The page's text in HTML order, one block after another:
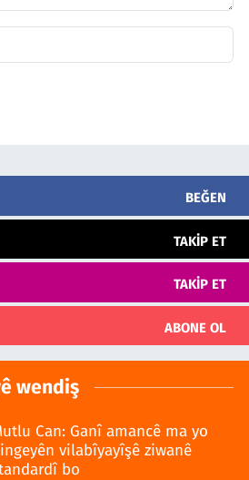
BEĞEN
TAKIP ET
TAKIP ET
ABONE OL
wendiş
Can: Ganî amancê ma yo
vilabîyayîşê ziwanê
bo